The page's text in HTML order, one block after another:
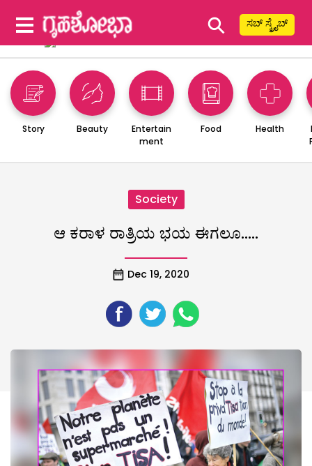
⚲ ಸಬ್ ಸ್ಕ್ರೈಬ್
Story Beauty
Entertain
ment
Food Health
Society
ಆ ಕರಾಳ ರಾತ್ರಿಯ ಭಯ ಈಗಲೂ…..
Dec 19, 2020